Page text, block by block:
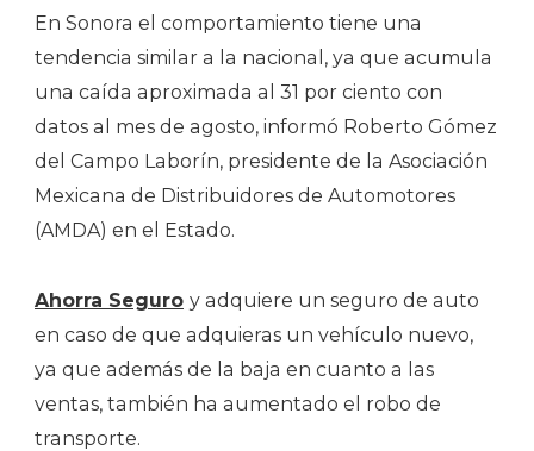
En Sonora el comportamiento tiene una
tendencia similar a la nacional, ya que acumula
una caída aproximada al 31 por ciento con
datos al mes de agosto, informó Roberto Gómez
del Campo Laborín, presidente de la Asociación
Mexicana de Distribuidores de Automotores
(AMDA) en el Estado.
Ahorra Seguro y adquiere un seguro de auto
en caso de que adquieras un vehículo nuevo,
ya que además de la baja en cuanto a las
ventas, también ha aumentado el robo de
transporte.